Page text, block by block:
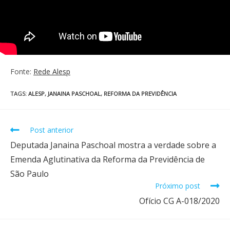
Fonte: Rede Alesp
TAGS: ALESP, JANAINA PASCHOAL, REFORMA DA PREVIDÊNCIA
Post anterior
Deputada Janaina Paschoal mostra a verdade sobre a
Emenda Aglutinativa da Reforma da Previdência de
São Paulo
Próximo post
Ofício CG A-018/2020